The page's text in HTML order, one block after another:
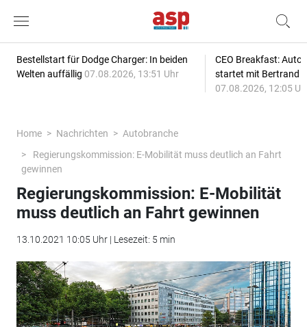
Bestellstart für Dodge Charger: In beiden
Welten auffällig 07.08.2026, 13:51 Uhr
CEO Breakfast:
startet mit Bertrand
07.08.2026, 12:05
Home Nachrichten
Autobranche
Regierungskommission: E-Mobilität muss deutlich an Fahrt
gewinnen
Regierungskommission: E-Mobilität
muss deutlich an Fahrt gewinnen
13.10.2021 10:05 Uhr | Lesezeit: 5 min